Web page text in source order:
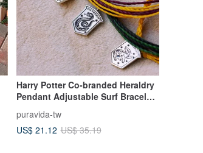
Harry Potter Co-branded Heraldry
Pendant Adjustable Surf Bracelet
(various options)
puravida-tw
US$ 21.12 US$ 35.19